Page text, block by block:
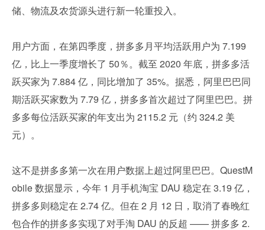
储、物流及农货源头进行新一轮重投入。
用户方面，在第四季度，拼多多月平均活跃用户为 7.199
亿，比上一季度增长了 50％。截至 2020 年底，拼多多活
跃买家为 7.884 亿，同比增加了 35%。据悉，阿里巴巴同
期活跃买家数为 7.79 亿，拼多多首次超过了阿里巴巴。拼
多多每位活跃买家的年支出为 2115.2 元（约 324.2 美
元）。
这不是拼多多第一次在用户数据上超过阿里巴巴。QuestM
obile 数据显示，今年 1 月手机淘宝 DAU 稳定在 3.19 亿，
拼多多则稳定在 2.74 亿。但在 2 月 12 日，取消了春晚红
包合作的拼多多实现了对手淘 DAU 的反超 —— 拼多多 2.